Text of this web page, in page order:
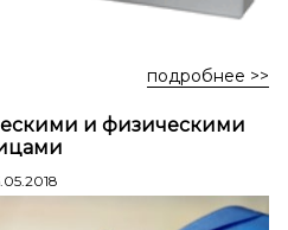
подробнее >>
и физическими